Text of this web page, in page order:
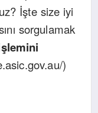
İşte size iyi
sorgulamak
)